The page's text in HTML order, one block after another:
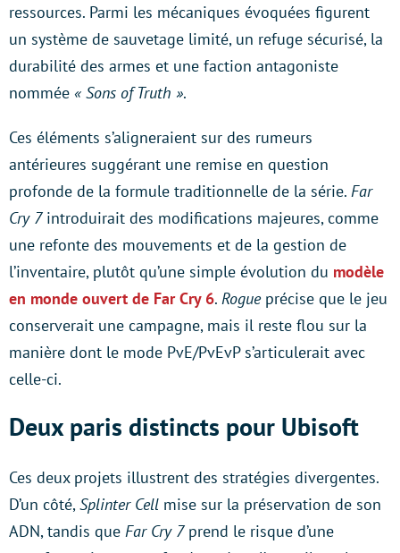
ressources. Parmi les mécaniques évoquées figurent
un système de sauvetage limité, un refuge sécurisé, la
durabilité des armes et une faction antagoniste
nommée « Sons of Truth ».
Ces éléments s’aligneraient sur des rumeurs
antérieures suggérant une remise en question
profonde de la formule traditionnelle de la série. Far
Cry 7introduirait des modifications majeures, comme
une refonte des mouvements et de la gestion de
l’inventaire, plutôt qu’une simple évolution du modèle
en monde ouvert de Far Cry 6. Rogueprécise que le jeu
conserverait une campagne, mais il reste flou sur la
manière dont le mode PvE/PvEvP s’articulerait avec
celle-ci.
Deux paris distincts pour Ubisoft
Ces deux projets illustrent des stratégies divergentes.
D’un côté,Splinter Cell mise sur la préservation de son
ADN, tandis que Far Cry 7prend le risque d’une